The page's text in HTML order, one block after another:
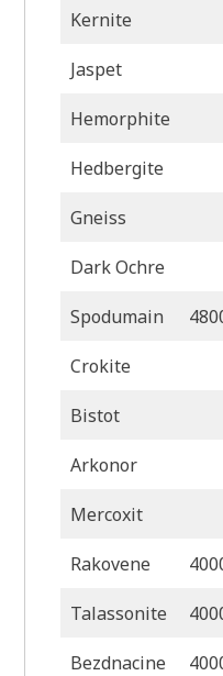
Kernite
Jaspet
Hemorphite
Hedbergite
Gneiss
Dark Ochre
Spodumain
Crokite
Bistot
Arkonor
Mercoxit
Rakovene
Talassonite
Bezdnacine